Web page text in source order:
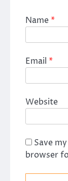
Name*
Email *
Website
Save
browser